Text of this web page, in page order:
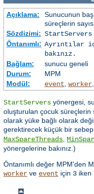
Açıklama:
Sunucunun
süreçlerin
Sözdizimi: StartServers
Öntanımlı: Ayrıntılar
bakınız.
Bağlam:
sunucu geneli
Durum:
MPM
Modül:
event, worker,
StartServers yönergesi,
oluşturulan çocuk süreçlerin
olarak yüke bağlı olarak
gerektirecek küçük bir sebep
MaxSpareThreads,
yönergelerine bakınız.)
Öntanımlı değer MPM'den
worker ve event için 3 iken